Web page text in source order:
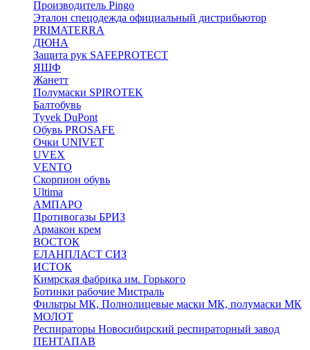
Производитель Pingo
Эталон спецодежда официальный дистрибьютор
PRIMATERRA
ДЮНА
Защита рук SAFEPROTECT
ЯШФ
Жанетт
Полумаски SPIROTEK
Балтобувь
Tyvek DuPont
Обувь PROSAFE
Очки UNIVET
UVEX
VENTO
Скорпион обувь
Ultima
АМПАРО
Противогазы БРИЗ
Армакон крем
ВОСТОК
ЕЛАНПЛАСТ СИЗ
ИСТОК
Кимрская фабрика им. Горького
Ботинки рабочие Мистраль
Фильтры МК, Полнолицевые маски МК, полумаски МК
МОЛОТ
Респираторы Новосибирский респираторный завод
ПЕНТАПАВ